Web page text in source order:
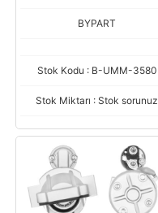
1.5 (KV6T-11000BC)
BYPART
Stok Kodu : B-UMM-3580
Stok Miktarı : Stok sorunuz